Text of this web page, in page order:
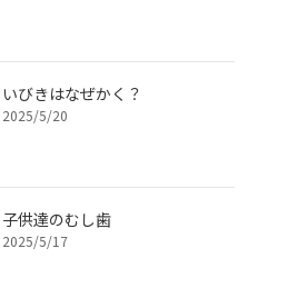
いびきはなぜかく？
2025/5/20
子供達のむし歯
2025/5/17